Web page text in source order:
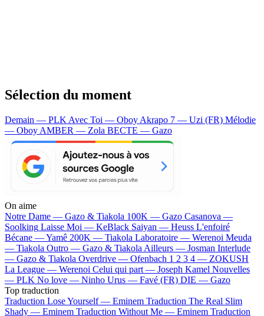
Sélection du moment
Demain — PLK Avec Toi — Oboy Akrapo 7 — Uzi (FR) Mélodie
— Oboy AMBER — Zola BECTE — Gazo
On aime
Notre Dame — Gazo & Tiakola 100K — Gazo Casanova —
Soolking Laisse Moi — KeBlack Saiyan — Heuss L'enfoiré
Bécane —Yamê 200K — Tiakola Laboratoire — Werenoi Meuda
— Tiakola Outro — Gazo & Tiakola Ailleurs — Josman Interlude
— Gazo & Tiakola Overdrive — Ofenbach 1 2 3 4 — ZOKUSH
La League — Werenoi Celui qui part — Joseph Kamel Nouvelles
— PLK No love — Ninho Urus — Favé (FR) DIE — Gazo
Top traduction
Traduction Lose Yourself — Eminem Traduction The Real Slim
Shady — Eminem Traduction Without Me — Eminem Traduction